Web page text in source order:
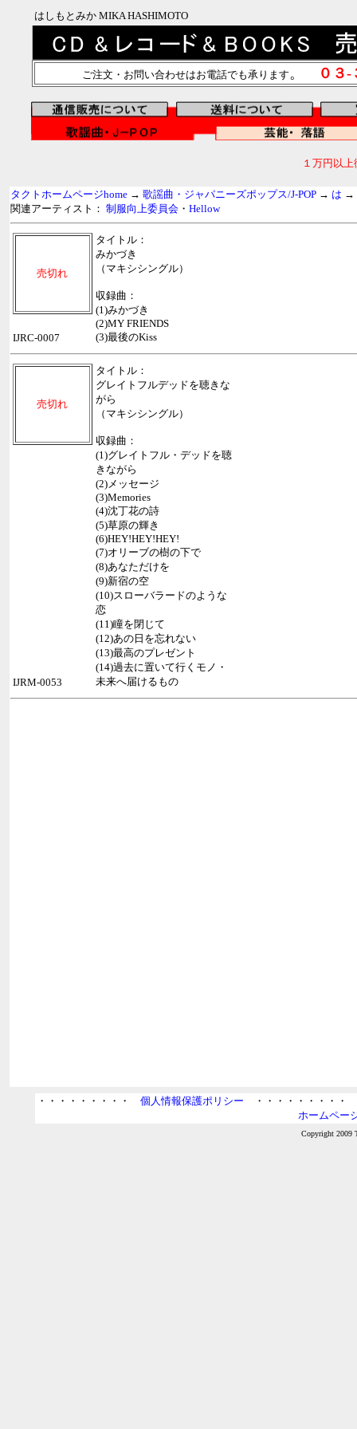
はしもとみか MIKA HASHIMOTO
ご注文・お問い合わせはお電話でも承ります。 ０３
１万円以
タクトホームページhome → 歌謡曲・ジャパニーズポップス/J-POP → は →
関連アーティスト： 制服向上委員会 ・ Hellow
売切れ
タイトル：
みかづき
（マキシシングル）
収録曲：
(1)みかづき
(2)MY FRIENDS
(3)最後のKiss
IJRC-0007
売切れ
タイトル：
グレイトフルデッドを聴きな
がら
（マキシシングル）
収録曲：
(1)グレイトフル・デッドを聴
きながら
(2)メッセージ
(3)Memories
(4)沈丁花の詩
(5)草原の輝き
(6)HEY!HEY!HEY!
(7)オリーブの樹の下で
(8)あなただけを
(9)新宿の空
(10)スローバラードのような
恋
(11)瞳を閉じて
(12)あの日を忘れない
(13)最高のプレゼント
(14)過去に置いて行くモノ・
未来へ届けるもの
IJRM-0053
・・・・・・・・・個人情報保護ポリシー ・・・・・・・・
ホームペー
Copyright 2009